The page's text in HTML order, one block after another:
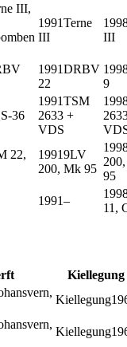
III,
Terne
III
III
DRBV
22
9
36
TSM
2633 +
VDS
22,
9LV
200, Mk 95
95
–
11,
Kiellegung